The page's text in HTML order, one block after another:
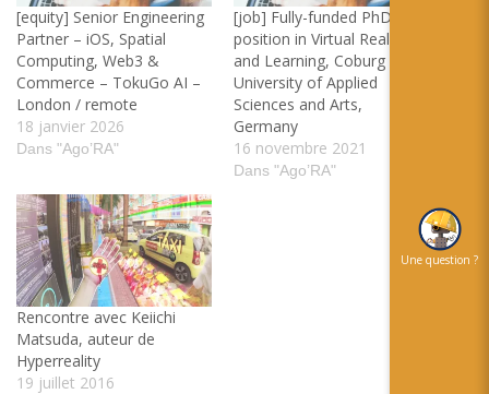
[equity] Senior Engineering
Partner – iOS, Spatial
Computing, Web3 &
Commerce – TokuGo AI –
London / remote
18 janvier 2026
Dans "Ago’RA"
[job] Fully-funded PhD
position in Virtual Reality
and Learning, Coburg
University of Applied
Sciences and Arts,
Germany
16 novembre 2021
Dans "Ago’RA"
Rencontre avec Keiichi
Matsuda, auteur de
Hyperreality
19 juillet 2016
Une question ?